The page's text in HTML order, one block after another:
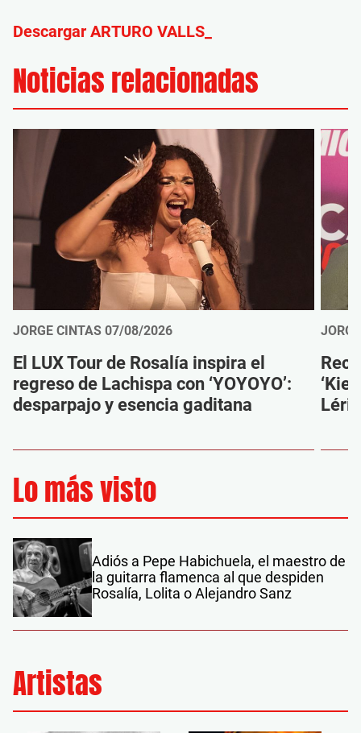
Descargar ARTURO VALLS_
Noticias relacionadas
JORGE CINTAS 07/08/2026
El LUX Tour de Rosalía inspira el
regreso de Lachispa con ‘YOYOYO’:
desparpajo y esencia gaditana
Lo más visto
Adiós a Pepe Habichuela, el maestro de
la guitarra flamenca al que despiden
Rosalía, Lolita o Alejandro Sanz
Artistas